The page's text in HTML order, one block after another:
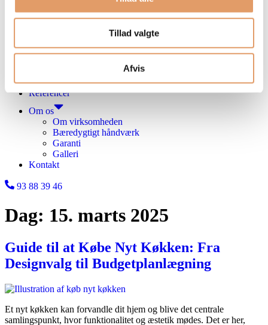
Tillad valgte
Afvis
Garage
Gulve
Vinduer og døre
Malerarbejde
Indvendigt malerarbejde
Udvendigt malerarbejde
Referencer
Om os
Om virksomheden
Bæredygtigt håndværk
Garanti
Galleri
Kontakt
93 88 39 46
Dag: 15. marts 2025
Guide til at Købe Nyt Køkken: Fra
Designvalg til Budgetplanlægning
Et nyt køkken kan forvandle dit hjem og blive det centrale
samlingspunkt, hvor funktionalitet og æstetik mødes. Det er her,